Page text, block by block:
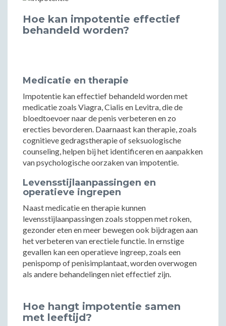
Hoe kan impotentie effectief
behandeld worden?
Medicatie en therapie
Impotentie kan effectief behandeld worden met
medicatie zoals Viagra, Cialis en Levitra, die de
bloedtoevoer naar de penis verbeteren en zo
erecties bevorderen. Daarnaast kan therapie, zoals
cognitieve gedragstherapie of seksuologische
counseling, helpen bij het identificeren en aanpakken
van psychologische oorzaken van impotentie.
Levensstijlaanpassingen en
operatieve ingrepen
Naast medicatie en therapie kunnen
levensstijlaanpassingen zoals stoppen met roken,
gezonder eten en meer bewegen ook bijdragen aan
het verbeteren van erectiele functie. In ernstige
gevallen kan een operatieve ingreep, zoals een
penispomp of penisimplantaat, worden overwogen
als andere behandelingen niet effectief zijn.
Hoe hangt impotentie samen
met leeftijd?